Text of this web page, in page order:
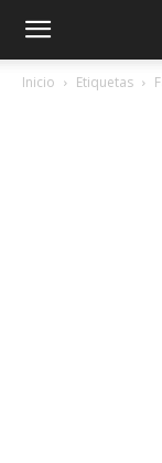
Inicio Etiquetas